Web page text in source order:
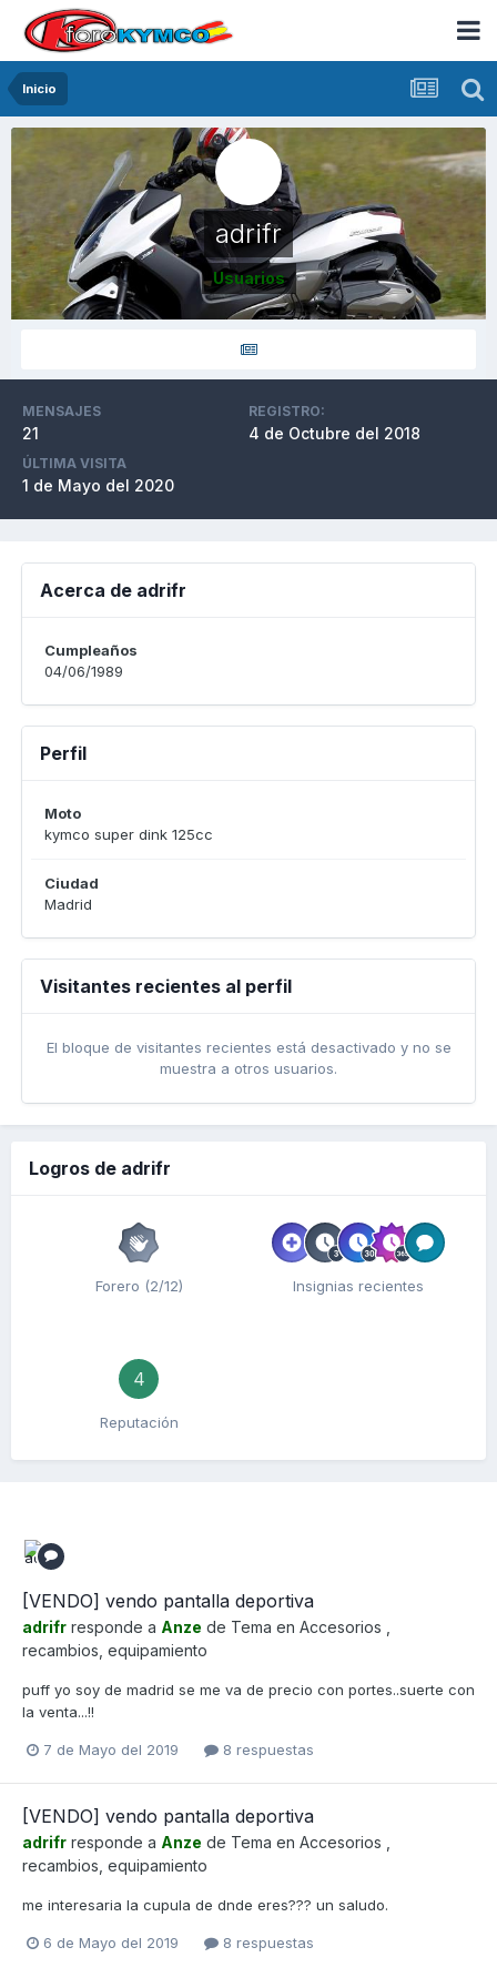
Inicio
adrifr
Usuarios
MENSAJES
21
REGISTRO:
4 de Octubre del 2018
ÚLTIMA VISITA
1 de Mayo del 2020
Acerca de adrifr
Cumpleaños
04/06/1989
Perfil
Moto
kymco super dink 125cc
Ciudad
Madrid
Visitantes recientes al perfil
El bloque de visitantes recientes está desactivado y no se
muestra a otros usuarios.
Logros de adrifr
Forero (2/12) Insignias recientes
4
Reputación
[VENDO] vendo pantalla deportiva
adrifr responde a Anze de Tema en Accesorios ,
recambios, equipamiento
puff yo soy de madrid se me va de precio con portes..suerte con
la venta...!!
7 de Mayo del 2019 8 respuestas
[VENDO] vendo pantalla deportiva
adrifr responde a Anze de Tema en Accesorios ,
recambios, equipamiento
me interesaria la cupula de dnde eres??? un saludo.
6 de Mayo del 2019 8 respuestas